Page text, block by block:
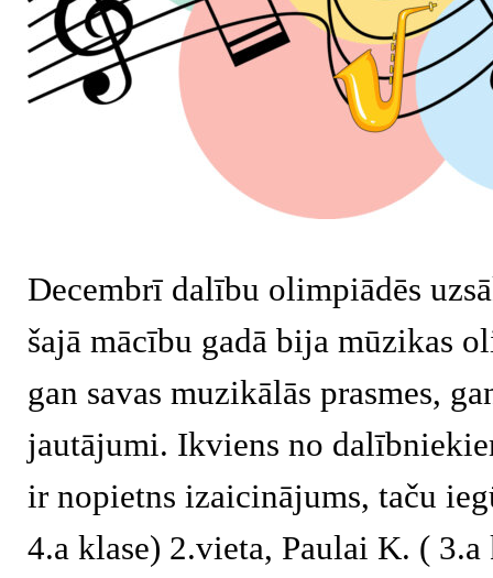
Decembrī dalību olimpiādēs
šajā mācību gadā bija mūzikas
gan savas muzikālās prasmes,
jautājumi. Ikviens no
ir nopietns izaicinājums, taču
4.a klase) 2.vieta, Paulai K. (